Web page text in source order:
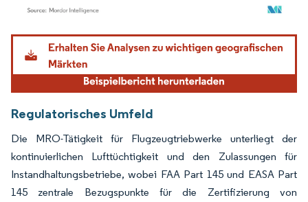
Bild © Mordor Intelligence. Wiederverwendung erfordert Namensnennung gemäß
Regulatorisches Umfeld
Die MRO-Tätigkeit für Flugzeugtriebwerke unterliegt der
kontinuierlichen Lufttüchtigkeit und den Zulassungen für
Instandhaltungsbetriebe, wobei FAA Part 145 und EASA Part
145 zentrale Bezugspunkte für die Zertifizierung von